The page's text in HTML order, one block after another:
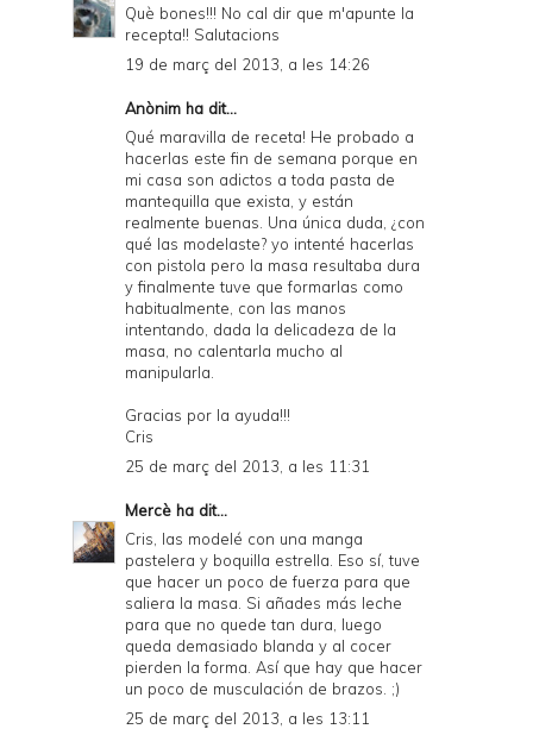
Què bones!!! No cal dir que m'apunte la
recepta!! Salutacions
19 de març del 2013, a les 14:26
Anònim ha dit...
Qué maravilla de receta! He probado a
hacerlas este fin de semana porque en
mi casa son adictos a toda pasta de
mantequilla que exista, y están
realmente buenas. Una única duda, ¿con
qué las modelaste? yo intenté hacerlas
con pistola pero la masa resultaba dura
y finalmente tuve que formarlas como
habitualmente, con las manos
intentando, dada la delicadeza de la
masa, no calentarla mucho al
manipularla.
Gracias por la ayuda!!!
Cris
25 de març del 2013, a les 11:31
Mercè ha dit...
Cris, las modelé con una manga
pastelera y boquilla estrella. Eso sí, tuve
que hacer un poco de fuerza para que
saliera la masa. Si añades más leche
para que no quede tan dura, luego
queda demasiado blanda y al cocer
pierden la forma. Así que hay que hacer
un poco de musculación de brazos. ;)
25 de març del 2013, a les 13:11